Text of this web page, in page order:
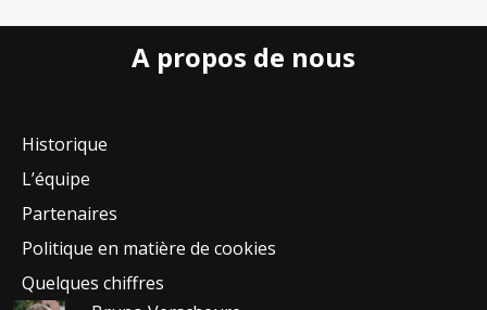
A propos de nous
Historique
L’équipe
Partenaires
Politique en matière de cookies
Quelques chiffres